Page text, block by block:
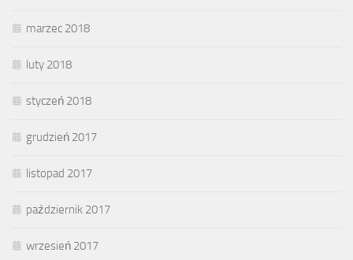
marzec 2018
luty 2018
styczeń 2018
grudzień 2017
listopad 2017
październik 2017
wrzesień 2017